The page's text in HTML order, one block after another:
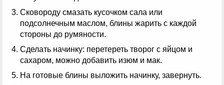
Сковороду смазать кусочком сала или
подсолнечным маслом, блины жарить с каждой
стороны до румяности.
Сделать начинку: перетереть творог с яйцом и
сахаром, можно добавить изюм и мак.
На готовые блины выложить начинку, завернуть.